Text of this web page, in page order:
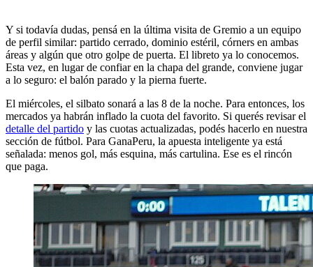
Y si todavía dudas, pensá en la última visita de Gremio a un equipo
de perfil similar: partido cerrado, dominio estéril, córners en ambas
áreas y algún que otro golpe de puerta. El libreto ya lo conocemos.
Esta vez, en lugar de confiar en la chapa del grande, conviene jugar
a lo seguro: el balón parado y la pierna fuerte.
El miércoles, el silbato sonará a las 8 de la noche. Para entonces, los
mercados ya habrán inflado la cuota del favorito. Si querés revisar el
detalle del partido y las cuotas actualizadas, podés hacerlo en nuestra
sección de fútbol. Para GanaPeru, la apuesta inteligente ya está
señalada: menos gol, más esquina, más cartulina. Ese es el rincón
que paga.